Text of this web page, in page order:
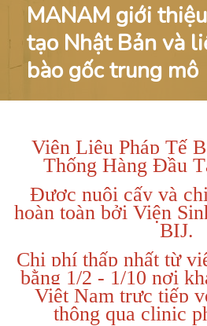
MANAM giới
tạo Nhật Bản và
bào gốc trung mô
Viện Liệu Pháp Tế
Thống Hàng Đầu
Được nuôi cấy và
hoàn toàn bởi Viện
BIJ.
Chi phí thấp nhất từ
bằng 1/2 - 1/10 nơi
Việt Nam trực tiếp
thông qua clinic